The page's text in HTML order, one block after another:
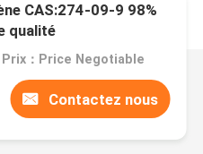
CAS:274-09-9 98%
qualité
Prix：Price Negotiable
Contactez nous